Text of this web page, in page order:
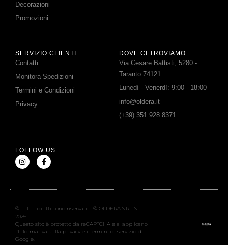
Decorazioni
Promozioni
SERVIZIO CLIENTI
Contatti
Monitora Spedizioni
Termini e Condizioni
Privacy
DOVE CI TROVIAMO
Via Cesare Battisti, 5280 -
Taranto 74121
Lunedì - Venerdì: 9:00 - 18:00
info@oldera.it
(+39) 351 928 8371
FOLLOW US
© Tutti i diritti sono riservati a © OLDERA S.R.L.S.
2026
Questo sito è protetto da reCAPTCHA e si applicano
l’Informativa sulla privacy e i Termini di servizio di
Google.